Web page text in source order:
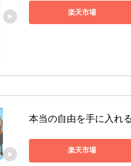
楽天市場
本当の自由を手に入れ
楽天市場